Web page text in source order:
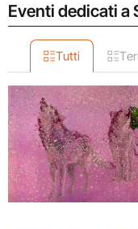
Eventi dedicati a
Tutti